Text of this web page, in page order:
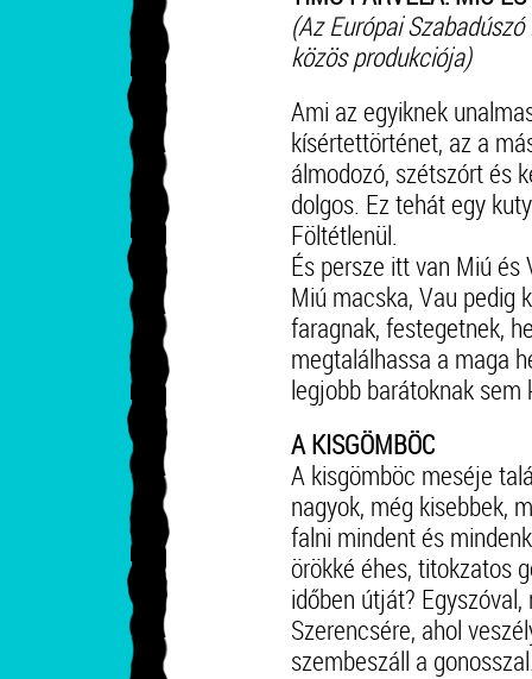
(Az Európai
közös produkciója)
Ami az egyiknek
kísértettörténet, az a
álmodozó, szétszórt és
dolgos. Ez tehát egy
Föltétlenül.
És persze itt van Miú és
Miú macska, Vau pedig
faragnak, festegetnek,
megtalálhassa a maga
legjobb barátoknak sem
A KISGÖMBÖC
A kisgömböc meséje
nagyok, még kisebbek,
falni mindent és
örökké éhes, titokzatos
időben útját?
Szerencsére, ahol
szembeszáll a